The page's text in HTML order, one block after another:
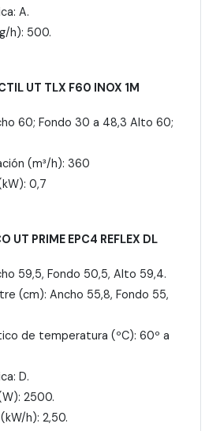
A.
h): 500.
UT TLX F60 INOX 1M
60; Fondo 30 a 48,3 Alto 60;
(m³/h): 360
0,7
UT PRIME EPC4 REFLEX DL
59,5, Fondo 50,5, Alto 59,4.
(cm): Ancho 55,8, Fondo 55,
de temperatura (ºC): 60º a
D.
2500.
h): 2,50.